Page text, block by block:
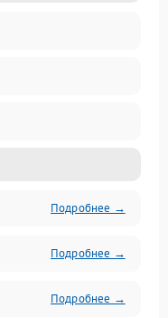
Подробнее →
Подробнее →
Подробнее →